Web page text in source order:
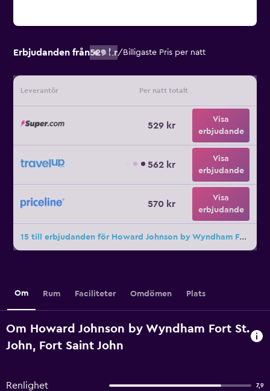
Erbjudanden från529 kr/ Billigaste Pris per natt
Leverantör Per natt totalt
529 kr
Visa
erbjudande
562 kr
Visa
erbjudande
570 kr
Visa
erbjudande
15 till erbjudanden för Howard Johnson by Wyndham Fort St. John
Om Rum Faciliteter Omdömen Plats
Om Howard Johnson by Wyndham Fort St.
John, Fort Saint John
Renlighet 7,9